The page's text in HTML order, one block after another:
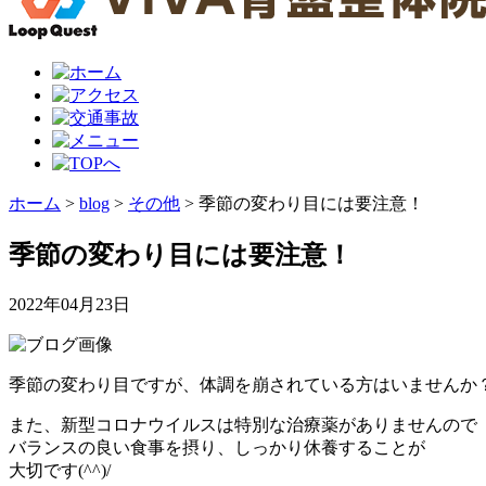
ホーム > blog > その他 > 季節の変わり目には要注意！
季節の変わり目には要注意！
2022年04月23日
季節の変わり目ですが、体調を崩されている方はいませんか
また、新型コロナウイルスは特別な治療薬がありませんので
バランスの良い食事を摂り、しっかり休養することが
大切です(^^)/